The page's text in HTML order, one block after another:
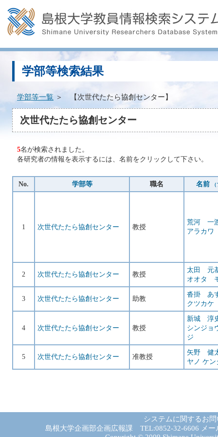
学部等検索結果
学部等一覧 ＞ 【次世代たたら協創センター】
次世代たたら協創センター
5名が検索されました。
各研究者の情報を表示するには、名前をクリックして下さい。
No. 学部等 職名 名前
1 次世代たたら協創センター 教授
荒河 一
アラカ
2 次世代たたら協創センター 教授
太田 元
オオタ
3 次世代たたら協創センター 助教
沓掛 あ
クツカ
4 次世代たたら協創センター 教授
新城 淳
シンジ
ジ
5 次世代たたら協創センター 准教授
矢野 健
ヤノ ケン
システムに関するお
島根大学企画部企画広報課 TEL:0852-32-6606 メー